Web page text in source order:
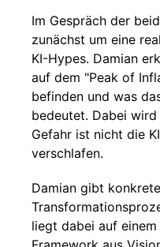
Im Gespräch der
zunächst um eine
KI-Hypes. Damian
auf dem "Peak of
befinden und was
bedeutet. Dabei
Gefahr ist nicht die
verschlafen.
Damian gibt
liegt dabei auf